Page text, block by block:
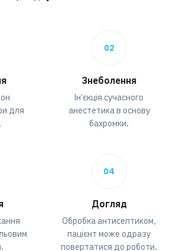
для
02
Знеболення
Ін'єкція сучасного
анестетика в основу
бахромки.
04
Догляд
Обробка антисептиком,
пацієнт може одразу
повертатися до роботи.